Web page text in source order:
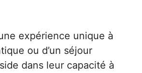
expérience unique à
ou d’un séjour
dans leur capacité à